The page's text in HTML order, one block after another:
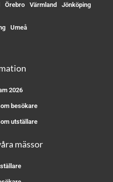
Örebro Värmland Jönköping
Umeå
2026
besökare
utställare
mässor